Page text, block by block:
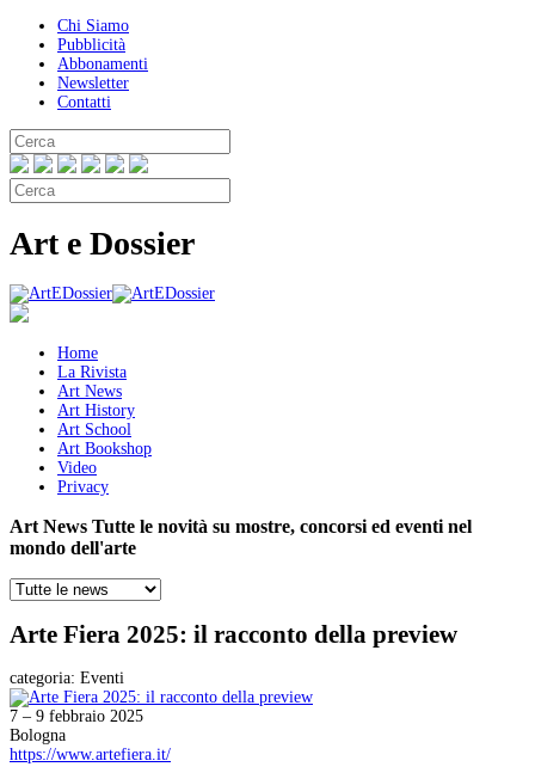
Chi Siamo
Pubblicità
Abbonamenti
Newsletter
Contatti
Art e Dossier
Home
La Rivista
Art News
Art History
Art School
Art Bookshop
Video
Privacy
Art News Tutte le novità su mostre, concorsi ed eventi nel
mondo dell'arte
Arte Fiera 2025: il racconto della preview
categoria: Eventi
7 – 9 febbraio 2025
Bologna
https://www.artefiera.it/